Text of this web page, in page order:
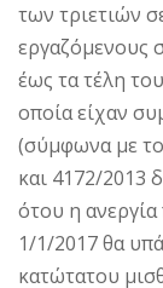
των τριετιών
εργαζόμενους
έως τα τέλη
οποία είχαν
(σύμφωνα με
και 4172/2013
ότου η
1/1/2017 θα
κατώτατου